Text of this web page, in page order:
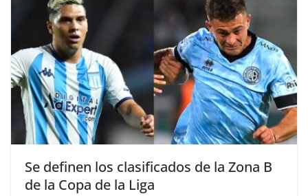
Se definen los clasificados de la Zona B
de la Copa de la Liga